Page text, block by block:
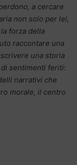
a cercare
non solo per lei,
forza della
raccontare una
una storia
sentimenti feriti:
narrativi che
morale, il centro